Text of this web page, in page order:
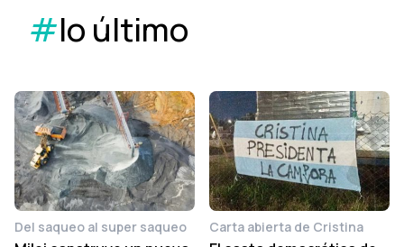
#lo último
Del saqueo al super saqueo Carta abierta de Cristina